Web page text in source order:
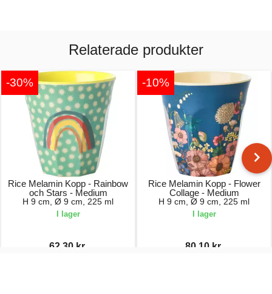
Relaterade produkter
-30%
Rice Melamin Kopp - Rainbow
och Stars - Medium
H 9 cm, Ø 9 cm, 225 ml
I lager
62,30 kr.
-10%
Rice Melamin Kopp - Flower
Collage - Medium
H 9 cm, Ø 9 cm, 225 ml
I lager
80,10 kr.